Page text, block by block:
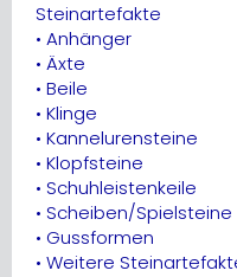
Steinartefakte
• Anhänger
• Äxte
• Beile
• Klinge
• Kannelurensteine
• Klopfsteine
• Schuhleistenkeile
• Scheiben/Spielsteine
• Gussformen
• Weitere